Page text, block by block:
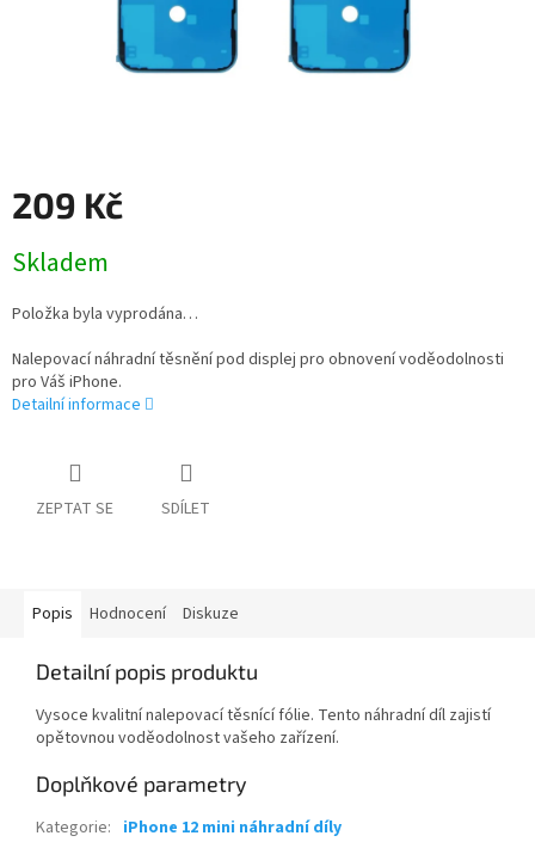
209 Kč
cena:
Skladem
Položka byla vyprodána…
Nalepovací náhradní těsnění pod displej pro obnovení voděodolnosti
pro Váš iPhone.
Detailní informace
ZEPTAT SE SDÍLET
Popis Hodnocení Diskuze
Detailní popis produktu
Vysoce kvalitní nalepovací těsnící fólie. Tento náhradní díl zajistí
opětovnou voděodolnost vašeho zařízení.
Doplňkové parametry
Kategorie: iPhone 12 mini náhradní díly